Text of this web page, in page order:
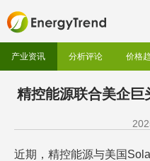
产业资讯 分析评论 价格
精控能源联合美企巨
近期，精控能源与美国